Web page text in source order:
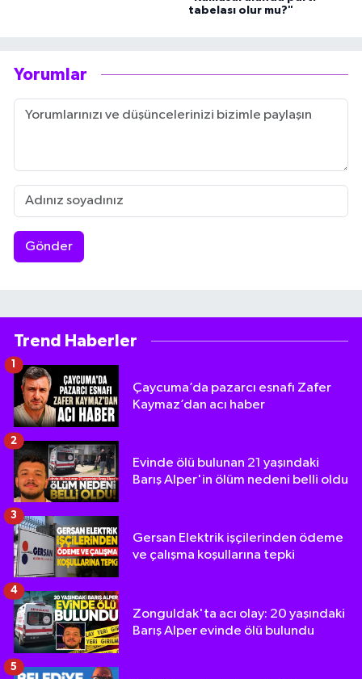
tabelası olur mu?"
Yorumlar
Gönder
Trend Haberler
Çaycuma’da pazarcı esnafı Zafer
Kaymaz’dan acı haber
Evinde ölü bulunan 21 yaşındaki
Barış Alper'in ölüm nedeni belli oldu
2
Gersan Elektrik işçilerinden ödeme
ve çalışma koşullarına tepki
3
Zonguldak'ta acı olay: 20 yaşındaki
Barış Alper evinde ölü bulundu
4
5